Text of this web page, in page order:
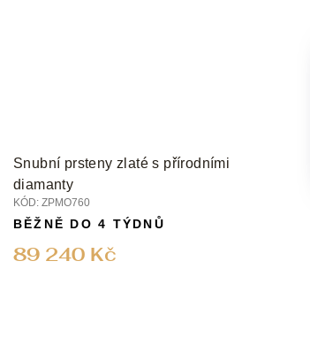
Snubní prsteny zlaté s přírodními
diamanty
KÓD: ZPMO760
89 240 Kč
BĚŽNĚ DO 4 TÝDNŮ